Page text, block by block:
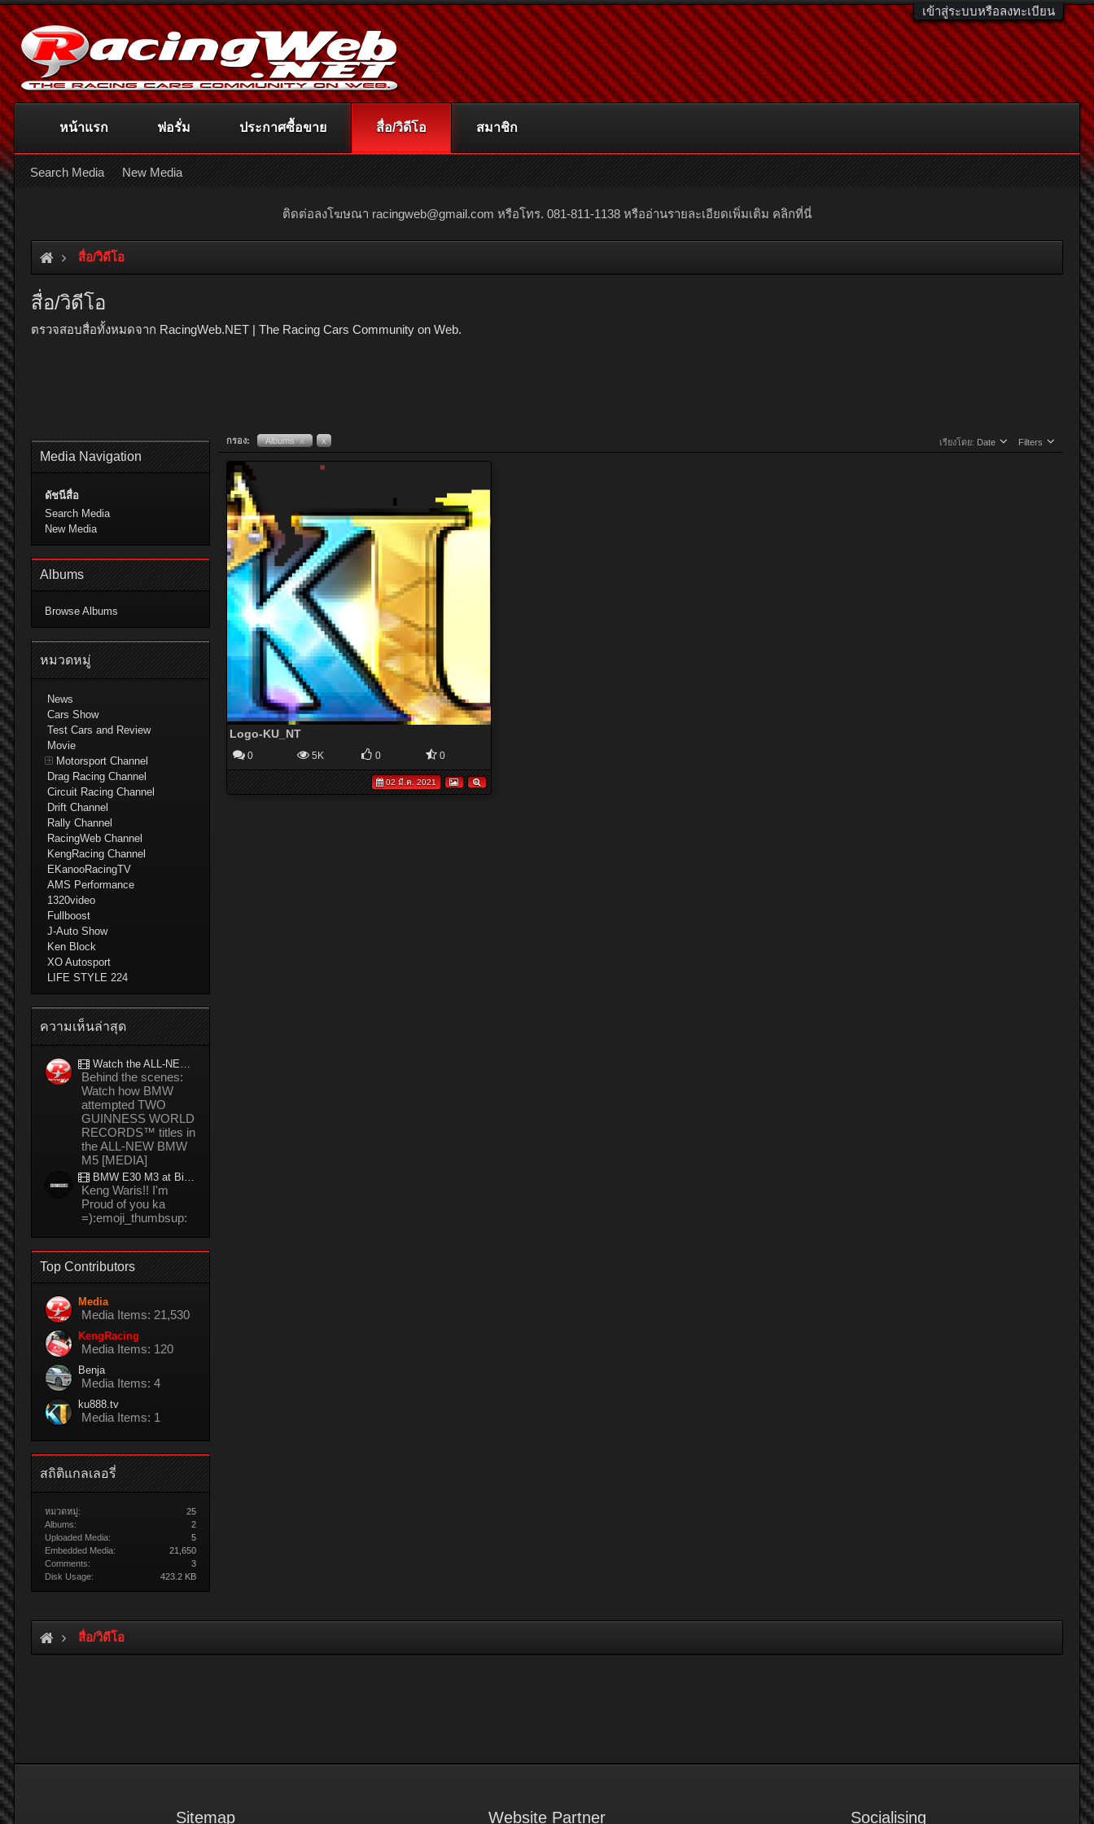
เข้าสู่ระบบหรือลงทะเบียน
ติดต่อลงโฆษณา racingweb@gmail.com หรือโทร. 081-811-1138 หรืออ่านรายละเอียดเพิ่มเติม คลิกที่นี่
สื่อ/วิดีโอ
สื่อ/วิดีโอ
ตรวจสอบสื่อทั้งหมดจาก RacingWeb.NET | The Racing Cars Community on Web.
กรอง: Albums x x เรียงโดย: Date Filters
Logo-KU_NT
0 5K 0 0
02 มี.ค. 2021
Media Navigation
ดัชนีสื่อ
Search Media
New Media
Albums
Browse Albums
หมวดหมู่
News
Cars Show
Test Cars and Review
Movie
Motorsport Channel
Drag Racing Channel
Circuit Racing Channel
Drift Channel
Rally Channel
RacingWeb Channel
KengRacing Channel
EKanooRacingTV
AMS Performance
1320video
Fullboost
J-Auto Show
Ken Block
XO Autosport
LIFE STYLE 224
ความเห็นล่าสุด
Watch the ALL-NEW BMW M5 refuel mid-drift to take TWO GUINNESS WORLD RECORDS™ titles
Behind the scenes:
Watch how BMW
attempted TWO
GUINNESS WORLD
RECORDS™ titles in
the ALL-NEW BMW
M5 [MEDIA]
BMW E30 M3 at Bira circuit Thailand in 02/2008
Keng Waris!! I'm
Proud of you ka
=):emoji_thumbsup:
Top Contributors
Media
Media Items: 21,530
KengRacing
Media Items: 120
Benja
Media Items: 4
ku888.tv
Media Items: 1
สถิติแกลเลอรี่
หมวดหมู่:
25
Albums:
2
Uploaded Media:
5
Embedded Media:
21,650
Comments:
3
Disk Usage:
423.2 KB
สื่อ/วิดีโอ
หน้าแรก ฟอรั่ม ประกาศซื้อขาย สื่อ/วิดีโอ
Search Media New Media
สมาชิก
Sitemap Website Partner Socialising